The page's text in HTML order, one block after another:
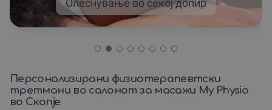
Олеснување во секој допир
Персонализирани физиотерапевтски
третмани во салонот за масажи My Physio
во Скопје